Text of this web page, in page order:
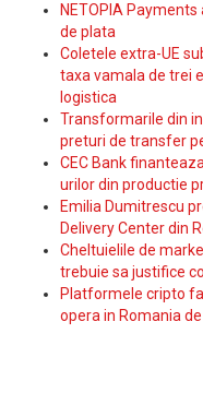
NETOPIA
de plata
Coletele extra-UE
taxa vamala de trei
logistica
Transformarile din
preturi de transfer
CEC Bank
urilor din productie
Emilia Dumitrescu
Delivery Center din
Cheltuielile de
trebuie sa justifice
Platformele cripto
opera in Romania